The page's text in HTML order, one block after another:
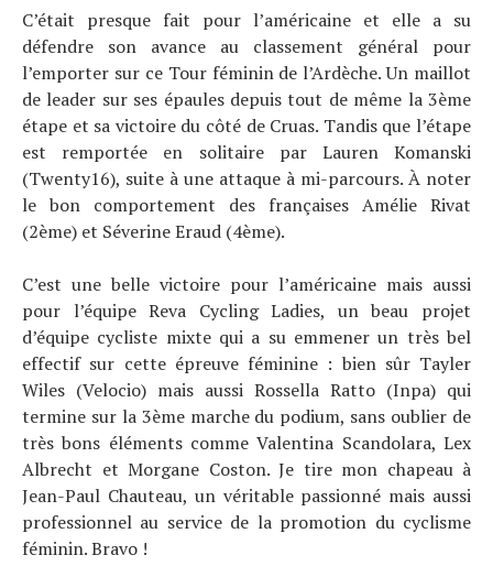
C’était presque fait pour l’américaine et elle a su
défendre son avance au classement général pour
l’emporter sur ce Tour féminin de l’Ardèche. Un maillot
de leader sur ses épaules depuis tout de même la 3ème
étape et sa victoire du côté de Cruas. Tandis que l’étape
est remportée en solitaire par Lauren Komanski
(Twenty16), suite à une attaque à mi-parcours. À noter
le bon comportement des françaises Amélie Rivat
(2ème) et Séverine Eraud (4ème).
C’est une belle victoire pour l’américaine mais aussi
pour l’équipe Reva Cycling Ladies, un beau projet
d’équipe cycliste mixte qui a su emmener un très bel
effectif sur cette épreuve féminine : bien sûr Tayler
Wiles (Velocio) mais aussi Rossella Ratto (Inpa) qui
termine sur la 3ème marche du podium, sans oublier de
très bons éléments comme Valentina Scandolara, Lex
Albrecht et Morgane Coston. Je tire mon chapeau à
Jean-Paul Chauteau, un véritable passionné mais aussi
professionnel au service de la promotion du cyclisme
féminin. Bravo !